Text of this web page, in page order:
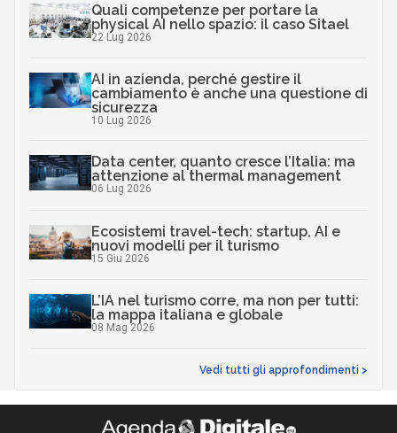
Quali competenze per portare la
physical AI nello spazio: il caso Sitael
22 Lug 2026
AI in azienda, perché gestire il
cambiamento è anche una questione di
sicurezza
10 Lug 2026
Data center, quanto cresce l’Italia: ma
attenzione al thermal management
06 Lug 2026
Ecosistemi travel-tech: startup, AI e
nuovi modelli per il turismo
15 Giu 2026
L’IA nel turismo corre, ma non per tutti:
la mappa italiana e globale
08 Mag 2026
Vedi tutti gli approfondimenti >